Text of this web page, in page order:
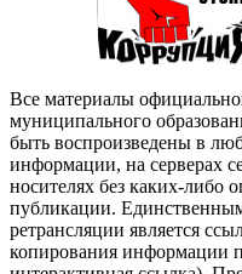
Все материалы
муниципального
быть воспроизведены в
информации, на серверах
носителях без каких-либо
публикации.
ретрансляции является
копирования информации